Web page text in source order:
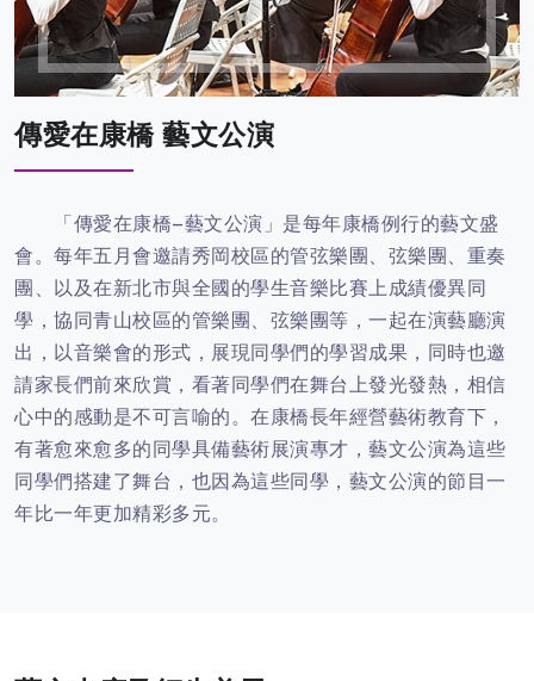
傳愛在康橋 藝文公演
「傳愛在康橋–藝文公演」是每年康橋例行的藝文盛
會。每年五月會邀請秀岡校區的管弦樂團、弦樂團、重奏
團、以及在新北市與全國的學生音樂比賽上成績優異同
學，協同青山校區的管樂團、弦樂團等，一起在演藝廳演
出，以音樂會的形式，展現同學們的學習成果，同時也邀
請家長們前來欣賞，看著同學們在舞台上發光發熱，相信
心中的感動是不可言喻的。在康橋長年經營藝術教育下，
有著愈來愈多的同學具備藝術展演專才，藝文公演為這些
同學們搭建了舞台，也因為這些同學，藝文公演的節目一
年比一年更加精彩多元。